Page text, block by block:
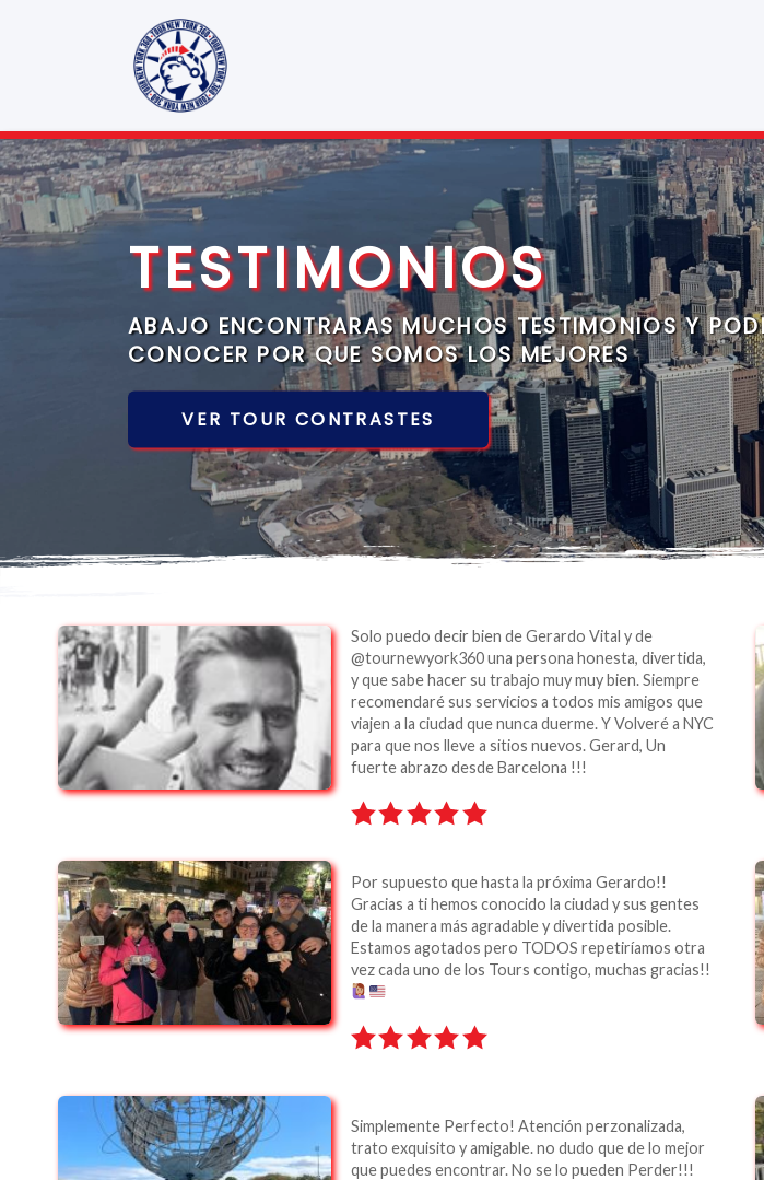
TESTIMONIOS
ABAJO ENCONTRARAS MUCHOS TESTIMONIOS Y
CONOCER POR QUE SOMOS LOS MEJORES
VER TOUR CONTRASTES
Solo puedo decir bien de Gerardo Vital y de
@tournewyork360 una persona honesta, divertida,
y que sabe hacer su trabajo muy muy bien. Siempre
recomendaré sus servicios a todos mis amigos que
viajen a la ciudad que nunca duerme. Y Volveré a NYC
para que nos lleve a sitios nuevos. Gerard, Un
fuerte abrazo desde Barcelona !!!
Por supuesto que hasta la próxima Gerardo!!
Gracias a ti hemos conocido la ciudad y sus gentes
de la manera más agradable y divertida posible.
Estamos agotados pero TODOS repetiríamos otra
vez cada uno de los Tours contigo, muchas gracias!!
Simplemente Perfecto! Atención perzonalizada,
trato exquisito y amigable. no dudo que de lo mejor
que puedes encontrar. No se lo pueden Perder!!!